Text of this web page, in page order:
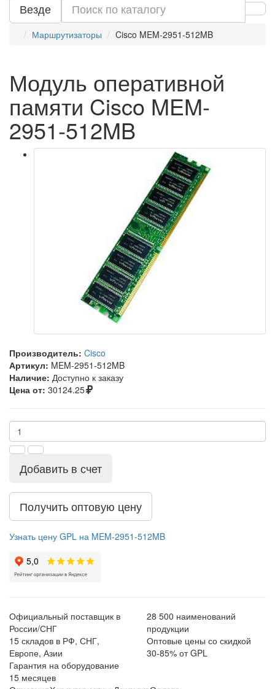
Везде
Маршрутизаторы Cisco MEM-2951-512MB
Модуль оперативной
памяти Cisco MEM-
2951-512MB
Производитель: Cisco
Артикул: MEM-2951-512MB
Наличие: Доступно к заказу
Цена от: 30124.25
Добавить в счет
Получить оптовую цену
Узнать цену GPL на MEM-2951-512MB
Официальный поставщик в
России/СНГ
28 500 наименований
продукции
15 складов в РФ, СНГ,
Европе, Азии
Оптовые цены со скидкой
30-85% от GPL
Гарантия на оборудование
15 месяцев